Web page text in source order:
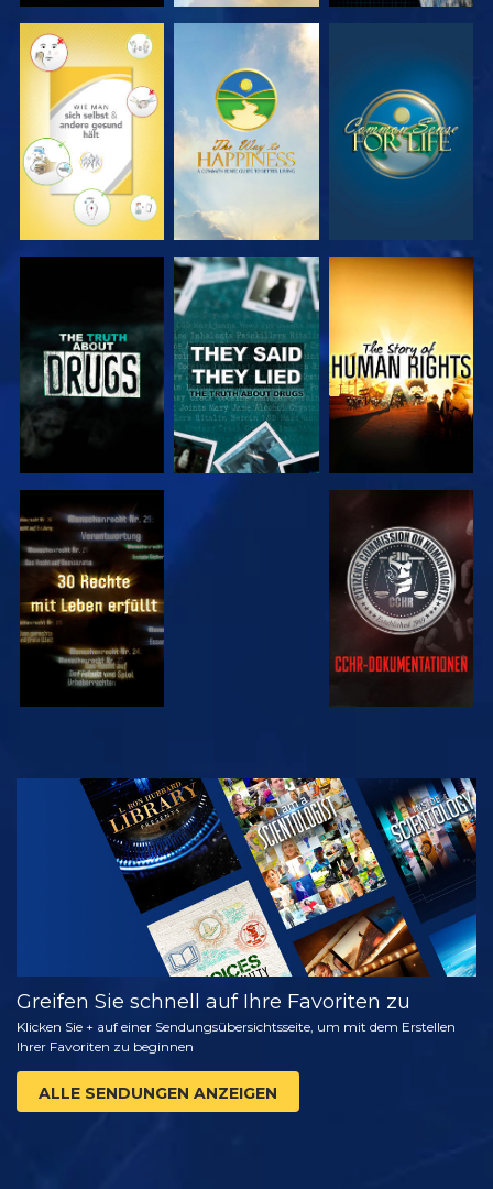
ANSEHEN ANSEHEN ANSEHEN
ANSEHEN ANSEHEN
ANSEHEN ANSEHEN
ANSEHEN
SERIE
ENTDECKEN
Greifen Sie schnell auf Ihre Favoriten zu
Klicken Sie + auf einer Sendungsübersichtsseite, um mit dem Erstellen
Ihrer Favoriten zu beginnen
ALLE SENDUNGEN ANZEIGEN